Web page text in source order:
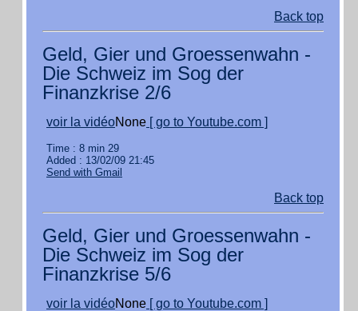
Back top
Geld, Gier und Groessenwahn -
Die Schweiz im Sog der
Finanzkrise 2/6
voir la vidéoNone [ go to Youtube.com ]
Time : 8 min 29
Added : 13/02/09 21:45
Send with Gmail
Back top
Geld, Gier und Groessenwahn -
Die Schweiz im Sog der
Finanzkrise 5/6
voir la vidéoNone [ go to Youtube.com ]